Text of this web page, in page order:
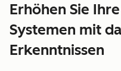
Erhöhen Sie
Systemen mit
Erkenntnissen